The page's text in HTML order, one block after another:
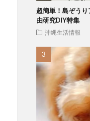
超簡単！島ぞう
由研究DIY特集
沖縄生活情報